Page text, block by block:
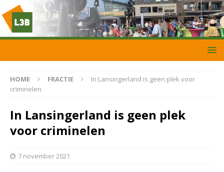
HOME FRACTIE
In Lansingerland is geen plek voor
criminelen
In Lansingerland is geen plek
voor criminelen
7 november 2021